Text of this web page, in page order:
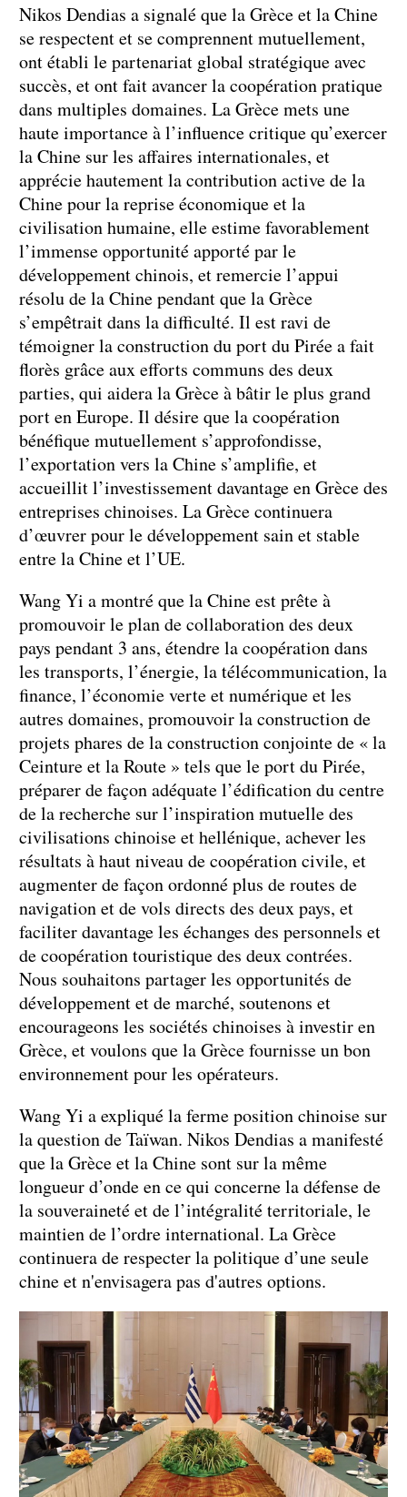
Nikos Dendias a signalé que la Grèce et la Chine
se respectent et se comprennent mutuellement,
ont établi le partenariat global stratégique avec
succès, et ont fait avancer la coopération pratique
dans multiples domaines. La Grèce mets une
haute importance à l’influence critique qu’exercer
la Chine sur les affaires internationales, et
apprécie hautement la contribution active de la
Chine pour la reprise économique et la
civilisation humaine, elle estime favorablement
l’immense opportunité apporté par le
développement chinois, et remercie l’appui
résolu de la Chine pendant que la Grèce
s’empêtrait dans la difficulté. Il est ravi de
témoigner la construction du port du Pirée a fait
florès grâce aux efforts communs des deux
parties, qui aidera la Grèce à bâtir le plus grand
port en Europe. Il désire que la coopération
bénéfique mutuellement s’approfondisse,
l’exportation vers la Chine s’amplifie, et
accueillit l’investissement davantage en Grèce des
entreprises chinoises. La Grèce continuera
d’œuvrer pour le développement sain et stable
entre la Chine et l’UE.
Wang Yi a montré que la Chine est prête à
promouvoir le plan de collaboration des deux
pays pendant 3 ans, étendre la coopération dans
les transports, l’énergie, la télécommunication, la
finance, l’économie verte et numérique et les
autres domaines, promouvoir la construction de
projets phares de la construction conjointe de « la
Ceinture et la Route » tels que le port du Pirée,
préparer de façon adéquate l’édification du centre
de la recherche sur l’inspiration mutuelle des
civilisations chinoise et hellénique, achever les
résultats à haut niveau de coopération civile, et
augmenter de façon ordonné plus de routes de
navigation et de vols directs des deux pays, et
faciliter davantage les échanges des personnels et
de coopération touristique des deux contrées.
Nous souhaitons partager les opportunités de
développement et de marché, soutenons et
encourageons les sociétés chinoises à investir en
Grèce, et voulons que la Grèce fournisse un bon
environnement pour les opérateurs.
Wang Yi a expliqué la ferme position chinoise sur
la question de Taïwan. Nikos Dendias a manifesté
que la Grèce et la Chine sont sur la même
longueur d’onde en ce qui concerne la défense de
la souveraineté et de l’intégralité territoriale, le
maintien de l’ordre international. La Grèce
continuera de respecter la politique d’une seule
chine et n'envisagera pas d'autres options.